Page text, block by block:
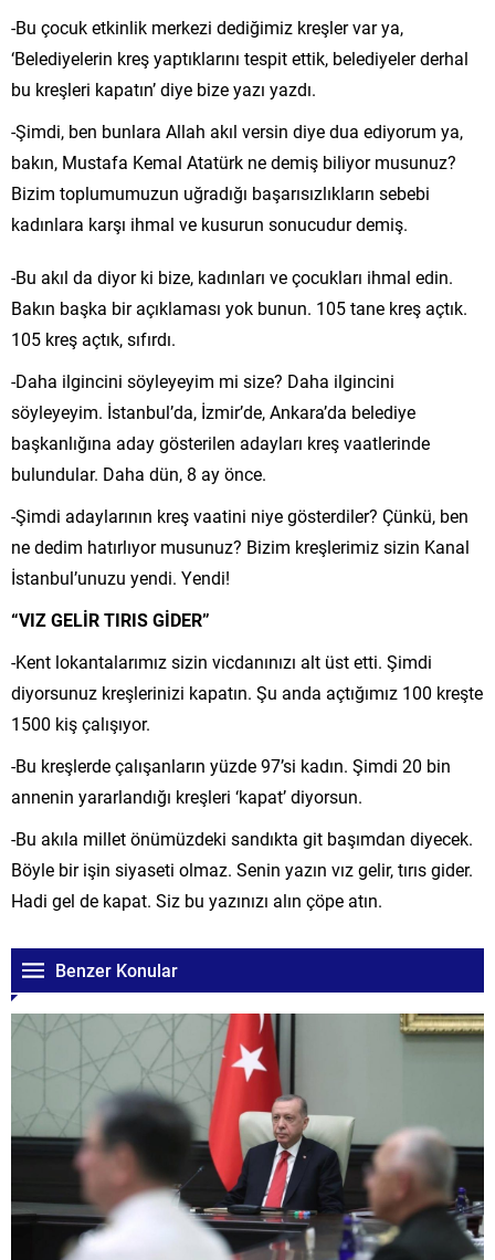
-Bu çocuk etkinlik merkezi dediğimiz kreşler var ya,
‘Belediyelerin kreş yaptıklarını tespit ettik, belediyeler derhal
bu kreşleri kapatın’ diye bize yazı yazdı.
-Şimdi, ben bunlara Allah akıl versin diye dua ediyorum ya,
bakın, Mustafa Kemal Atatürk ne demiş biliyor musunuz?
Bizim toplumumuzun uğradığı başarısızlıkların sebebi
kadınlara karşı ihmal ve kusurun sonucudur demiş.
-Bu akıl da diyor ki bize, kadınları ve çocukları ihmal edin.
Bakın başka bir açıklaması yok bunun. 105 tane kreş açtık.
105 kreş açtık, sıfırdı.
-Daha ilgincini söyleyeyim mi size? Daha ilgincini
söyleyeyim. İstanbul’da, İzmir’de, Ankara’da belediye
başkanlığına aday gösterilen adayları kreş vaatlerinde
bulundular. Daha dün, 8 ay önce.
-Şimdi adaylarının kreş vaatini niye gösterdiler? Çünkü, ben
ne dedim hatırlıyor musunuz? Bizim kreşlerimiz sizin Kanal
İstanbul’unuzu yendi. Yendi!
“VIZ GELİR TIRIS GİDER”
-Kent lokantalarımız sizin vicdanınızı alt üst etti. Şimdi
diyorsunuz kreşlerinizi kapatın. Şu anda açtığımız 100 kreşte
1500 kiş çalışıyor.
-Bu kreşlerde çalışanların yüzde 97’si kadın. Şimdi 20 bin
annenin yararlandığı kreşleri ‘kapat’ diyorsun.
-Bu akıla millet önümüzdeki sandıkta git başımdan diyecek.
Böyle bir işin siyaseti olmaz. Senin yazın vız gelir, tırıs gider.
Hadi gel de kapat. Siz bu yazınızı alın çöpe atın.
Benzer Konular